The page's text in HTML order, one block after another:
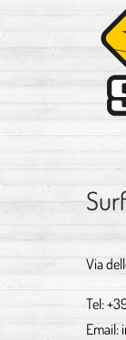
Via
Tel:
Email: